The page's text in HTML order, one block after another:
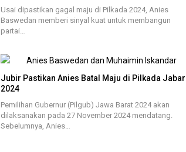
Usai dipastikan gagal maju di Pilkada 2024, Anies
Baswedan memberi sinyal kuat untuk membangun
partai…
Jubir Pastikan Anies Batal Maju di Pilkada Jabar
2024
Pemilihan Gubernur (Pilgub) Jawa Barat 2024 akan
dilaksanakan pada 27 November 2024 mendatang.
Sebelumnya, Anies…